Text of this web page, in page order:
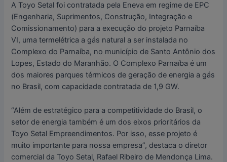
A Toyo Setal foi contratada pela Eneva em regime de EPC
(Engenharia, Suprimentos, Construção, Integração e
Comissionamento) para a execução do projeto Parnaíba
VI, uma termelétrica a gás natural a ser instalada no
Complexo do Parnaíba, no município de Santo Antônio dos
Lopes, Estado do Maranhão. O Complexo Parnaíba é um
dos maiores parques térmicos de geração de energia a gás
no Brasil, com capacidade contratada de 1,9 GW.
“Além de estratégico para a competitividade do Brasil, o
setor de energia também é um dos eixos prioritários da
Toyo Setal Empreendimentos. Por isso, esse projeto é
muito importante para nossa empresa”, destaca o diretor
comercial da Toyo Setal, Rafael Ribeiro de Mendonça Lima.